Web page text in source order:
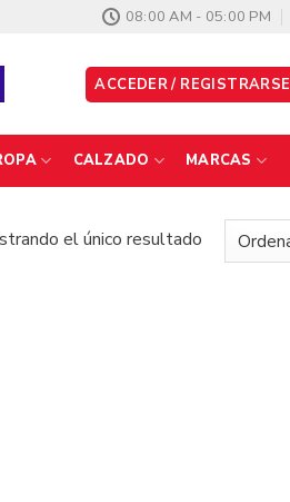
08:00 AM - 05:00 PM
ACCEDER / REGISTRARSE
CALZADO MARCAS
el único resultado